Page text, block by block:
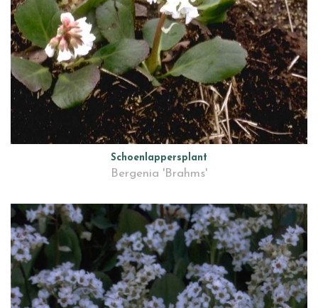
Schoenlappersplant
Bergenia 'Brahms'